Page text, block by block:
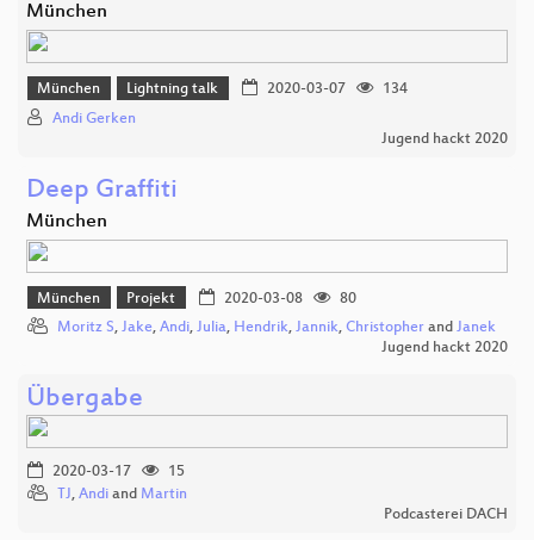
München
München Lightning talk 2020-03-07
134
Andi Gerken
Jugend hackt 2020
Deep Graffiti
München
München Projekt 2020-03-08
80
Moritz S, Jake, Andi, Julia, Hendrik, Jannik, Christopher and Janek
Jugend hackt 2020
Übergabe
2020-03-17
15
TJ, Andi and Martin
Podcasterei DACH